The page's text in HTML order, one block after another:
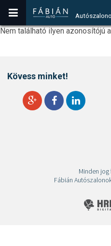
Nem található ilyen azonosítójú
Kövess minket!
Minden jog
Fábián